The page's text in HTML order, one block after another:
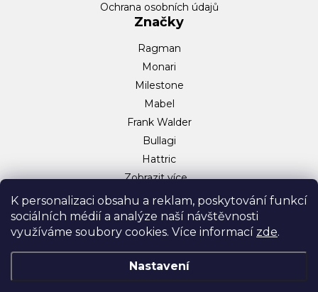
K personalizaci obsahu a reklam, poskytování funkcí
sociálních médií a analýze naší návštěvnosti
využíváme soubory cookies. Více informací zde.
Nastavení
Ochrana osobních údajů
Značky
Ragman
Monari
Milestone
Mabel
Frank Walder
Bullagi
Hattric
Zobrazit více…
Sociální sítě
Facebook
Instagram
TikTok